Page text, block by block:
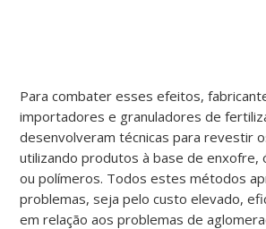
Para combater esses efeitos,
importadores e granuladores de
desenvolveram técnicas para revestir
utilizando produtos à base de enxofre,
ou polímeros. Todos estes métodos
problemas, seja pelo custo elevado,
em relação aos problemas de